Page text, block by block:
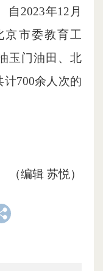
自2023年12月
京市委教育工
玉门油田、北
700余人次的
（编辑 苏悦）